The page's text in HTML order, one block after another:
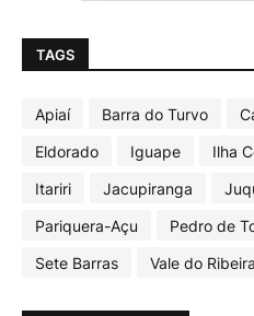
TAGS
Apiaí Barra do Turvo
Eldorado
Iguape Ilha
Itariri
Jacupiranga
Pariquera-Açu
Pedro de
Sete Barras
Vale do Ribeira